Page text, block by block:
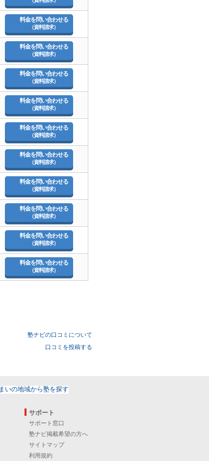
料金を問い合わせる
（資料請求）
料金を問い合わせる
（資料請求）
料金を問い合わせる
（資料請求）
料金を問い合わせる
（資料請求）
料金を問い合わせる
（資料請求）
料金を問い合わせる
（資料請求）
料金を問い合わせる
（資料請求）
料金を問い合わせる
（資料請求）
料金を問い合わせる
（資料請求）
料金を問い合わせる
（資料請求）
塾ナビの口コミについて
口コミを投稿する
サポート
サポート窓口
塾ナビ掲載希望の方へ
サイトマップ
利用規約